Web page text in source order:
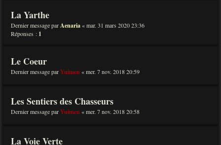
La Yarthe
Dernier message parAenaria «mar. 31 mars 2020 23:36
Réponses : 1
Le Coeur
Dernier message parYuimen «mer. 7 nov. 2018 20:59
Les Sentiers des Chasseurs
Dernier message parYuimen «mer. 7 nov. 2018 20:58
La Voie Verte